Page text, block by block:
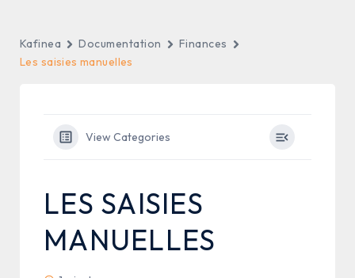
Kafinea Documentation
Finances
Les saisies manuelles
View Categories
LES SAISIES
MANUELLES